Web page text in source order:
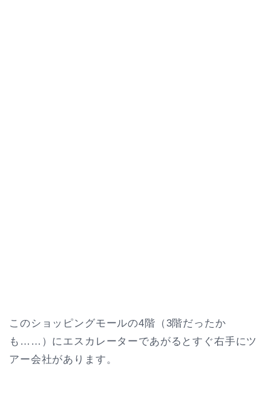
このショッピングモールの4階（3階だったか
も……）にエスカレーターであがるとすぐ右手にツ
アー会社があります。